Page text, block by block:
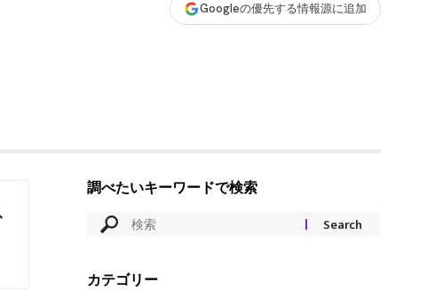
Googleの優先する情報源に追加
調べたいキーワードで検索
カテゴリー